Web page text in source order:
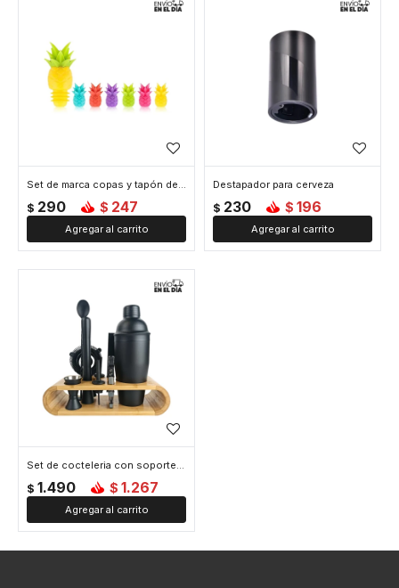
Set de marca copas y tapón de vino
$ 290 $ 247
Destapador para cerveza
$ 230 $ 196
Set de cocteleria con soporte de madera
$ 1.490 $ 1.267